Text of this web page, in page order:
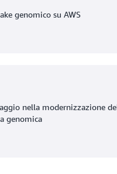
genomico su AWS
nella modernizzazione
genomica